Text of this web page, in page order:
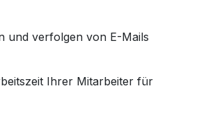
und verfolgen von E-Mails
Ihrer Mitarbeiter für